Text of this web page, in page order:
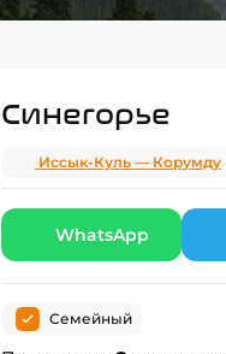
Синегорье
Иссык-Куль — Корумду
WhatsApp
Семейный